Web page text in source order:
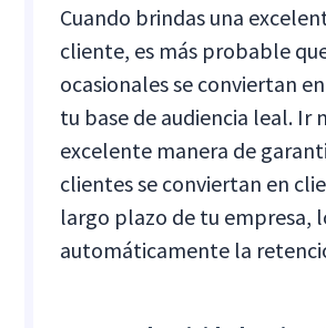
Cuando brindas una
cliente, es más probable
ocasionales se conviertan
tu base de audiencia leal. Ir
excelente manera de
clientes se conviertan en
largo plazo de tu empresa,
automáticamente la